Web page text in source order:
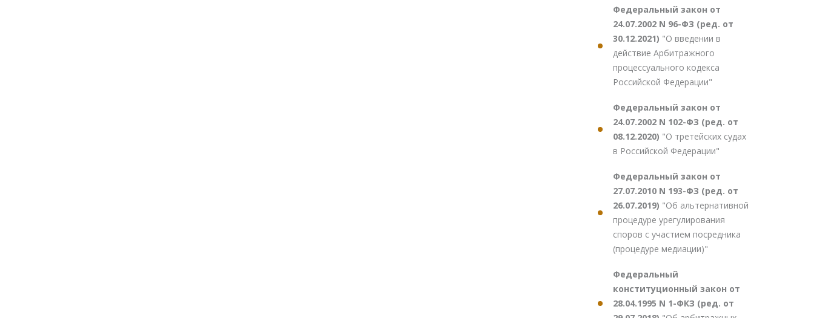
Федеральный закон от
24.07.2002 N 96-ФЗ (ред. от
30.12.2021) "О введении в
действие Арбитражного
процессуального кодекса
Российской Федерации"
Федеральный закон от
24.07.2002 N 102-ФЗ (ред. от
08.12.2020) "О третейских судах
в Российской Федерации"
Федеральный закон от
27.07.2010 N 193-ФЗ (ред. от
26.07.2019) "Об альтернативной
процедуре урегулирования
споров с участием посредника
(процедуре медиации)"
Федеральный
конституционный закон от
28.04.1995 N 1-ФКЗ (ред. от